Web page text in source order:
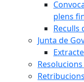
plens
Reculls
Junta de